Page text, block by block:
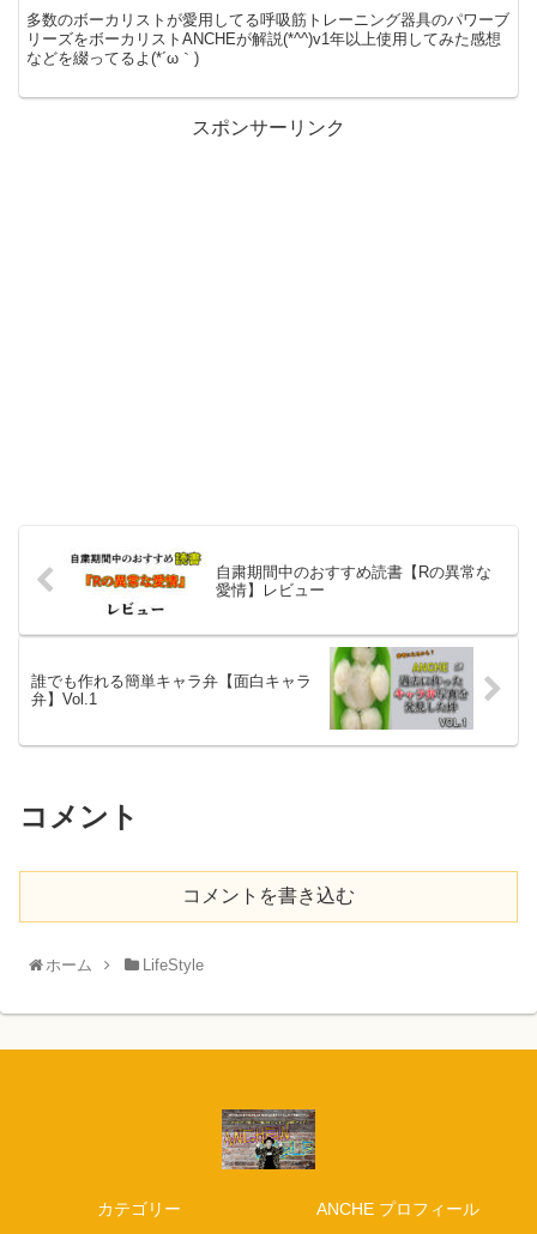
多数のボーカリストが愛用してる呼吸筋トレーニング器具のパワーブ
リーズをボーカリストANCHEが解説(*^^)v1年以上使用してみた感想
などを綴ってるよ(*´ω｀)
スポンサーリンク
自粛期間中のおすすめ読書【Rの異常な
愛情】レビュー
誰でも作れる簡単キャラ弁【面白キャラ
弁】Vol.1
コメント
コメントを書き込む
ホーム LifeStyle
カテゴリー
ANCHE プロフィール